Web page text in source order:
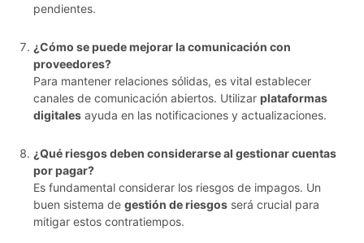
pendientes.
¿Cómo se puede mejorar la comunicación con
proveedores?
Para mantener relaciones sólidas, es vital establecer
canales de comunicación abiertos. Utilizar plataformas
digitales ayuda en las notificaciones y actualizaciones.
¿Qué riesgos deben considerarse al gestionar cuentas
por pagar?
Es fundamental considerar los riesgos de impagos. Un
buen sistema de gestión de riesgos será crucial para
mitigar estos contratiempos.